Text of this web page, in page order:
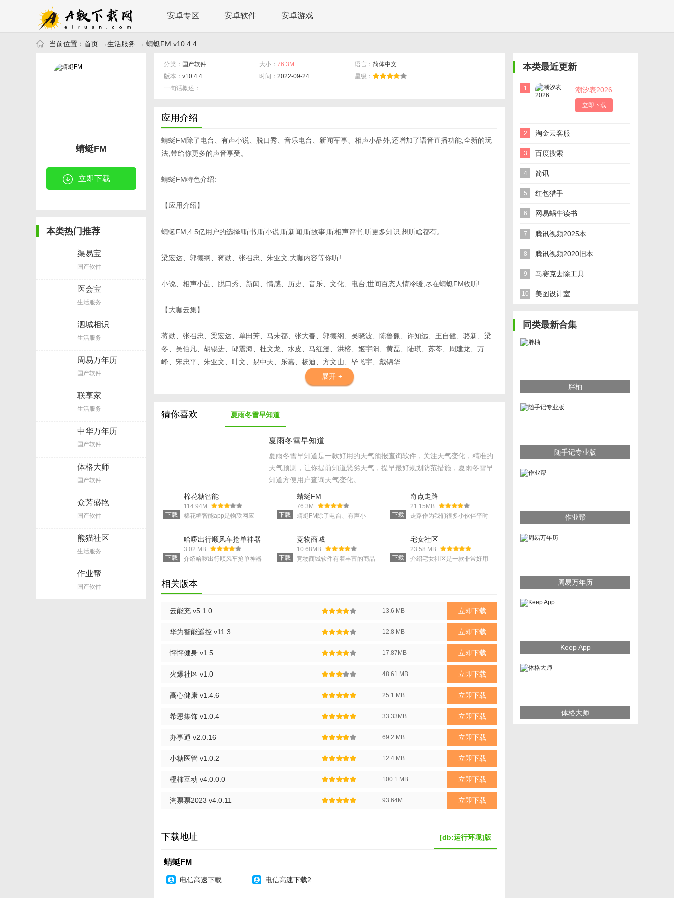
安卓专区 安卓软件 安卓游戏
当前位置： 首页 →生活服务 → 蜻蜓FM v10.4.4
蜻蜓FM
立即下载
本类热门推荐
渠易宝
国产软件
医会宝
生活服务
泗城相识
生活服务
周易万年历
国产软件
联享家
生活服务
中华万年历
国产软件
体格大师
国产软件
众芳盛艳
国产软件
熊猫社区
生活服务
作业帮
国产软件
分类： 国产软件 大小： 76.3M 语言： 简体中文
版本： v10.4.4 时间： 2022-09-24
星级：
一句话概述：
应用介绍
蜻蜓FM除了电台、有声小说、脱口秀、音乐电台、新闻军事、相声小品外,还增加了语音直播功能,全新的玩
法,带给你更多的声音享受。
蜻蜓FM特色介绍:
【应用介绍】
蜻蜓FM,4.5亿用户的选择!听书,听小说,听新闻,听故事,听相声评书,听更多知识;想听啥都有。
梁宏达、郭德纲、蒋勋、张召忠、朱亚文,大咖内容等你听!
小说、相声小品、脱口秀、新闻、情感、历史、音乐、文化、电台,世间百态人情冷暖,尽在蜻蜓FM收听!
【大咖云集】
蒋勋、张召忠、梁宏达、单田芳、马未都、张大春、郭德纲、吴晓波、陈鲁豫、许知远、王自健、骆新、梁
冬、吴伯凡、胡锡进、邱震海、杜文龙、水皮、马红漫、洪榕、姬宇阳、黄磊、陆琪、苏芩、周建龙、万
峰、宋忠平、朱亚文、叶文、易中天、乐嘉、杨迪、方文山、毕飞宇、戴锦华
精准的个性化推荐,为你打造独一无二的收听体验
极省流量的音频应用,播放超级流畅,任何环境下均可轻松收听
下载收听,无需担心流量,随时随地随心收听
收藏专辑,关注主播,节目更新及时提醒
定时关闭,倍速播放,循环模式,贴心功能让你听得爽
蜻蜓FM,更多的世界,用听的!
展开 +
猜你喜欢 夏雨冬雪早知道
夏雨冬雪早知道
夏雨冬雪早知道是一款好用的天气预报查询软件，关注天气变化，精准的
天气预测，让你提前知道恶劣天气，提早最好规划防范措施，夏雨冬雪早
知道方便用户查询天气变化。
下载
棉花糖智能
114.94M
棉花糖智能app是物联网应
色彩等进行控制。同时棉花糖
智能app还支持对窗帘、开关
等物联网设备进行控制。
下载
蜻蜓FM
76.3M
蜻蜓FM除了电台、有声小
音直播功能,全新的玩法,带给
你更多的声音享受。
下载
奇点走路
21.15MB
走路作为我们很多小伙伴平时
非常需要每个人的自律。奇点
行走可以起到很好的监督和规
划作用，让每个小伙伴的生活
更健康。至于你是否可以通过
下载
哈啰出行顺风车抢单神器
3.02 MB
介绍哈啰出行顺风车抢单神器
订单从而赚到更多的收益，用
户可以自行选择用户下单的方
案，只要符合该方案的软件就
下载
竞物商城
10.68MB
竞物商城软件有着丰富的商品
赚钱，如果你买他们。超大品
牌产品有全额折扣，所以在这
下载
宅女社区
23.58 MB
介绍宅女社区是一款非常好用
相关版本
云能充 v5.1.0 13.6 MB 立即下载
华为智能遥控 v11.3 12.8 MB 立即下载
怦怦健身 v1.5 17.87MB 立即下载
火爆社区 v1.0 48.61 MB 立即下载
高心健康 v1.4.6 25.1 MB 立即下载
希恩集饰 v1.0.4 33.33MB 立即下载
办事通 v2.0.16 69.2 MB 立即下载
小糖医管 v1.0.2 12.4 MB 立即下载
橙柿互动 v4.0.0.0 100.1 MB 立即下载
淘票票2023 v4.0.11 93.64M 立即下载
下载地址 [db:运行环境]版
蜻蜓FM
电信高速下载 电信高速下载2
本类最近更新
1 潮汐表2026
立即下载
2 淘金云客服
3 百度搜索
4 简讯
5 红包猎手
6 网易蜗牛读书
7 腾讯视频2025本
8 腾讯视频2020旧本
9 马赛克去除工具
10 美图设计室
同类最新合集
胖柚
随手记专业版
作业帮
周易万年历
Keep App
体格大师